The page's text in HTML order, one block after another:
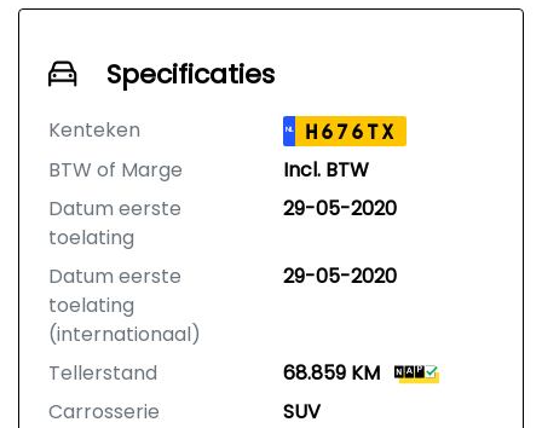
Specificaties
Kenteken NL H676TX
BTW of Marge
Incl. BTW
Datum eerste
toelating
29-05-2020
Datum eerste
toelating
(internationaal)
29-05-2020
Tellerstand
68.859 KM
Carrosserie
SUV